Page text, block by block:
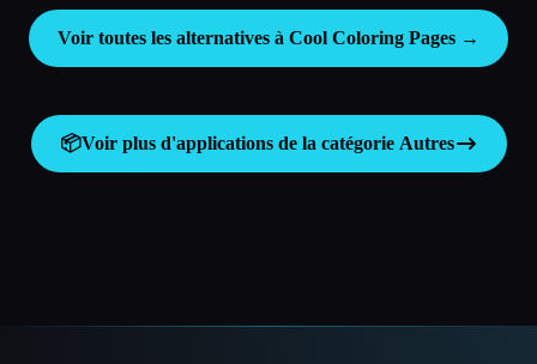
Voir toutes les alternatives à Cool Coloring Pages →
📦Voir plus d'applications de la catégorie Autres